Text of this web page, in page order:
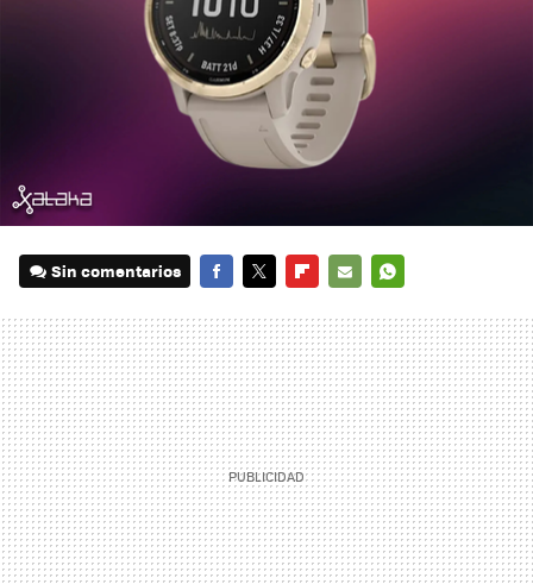
Sin comentarios
MAIL